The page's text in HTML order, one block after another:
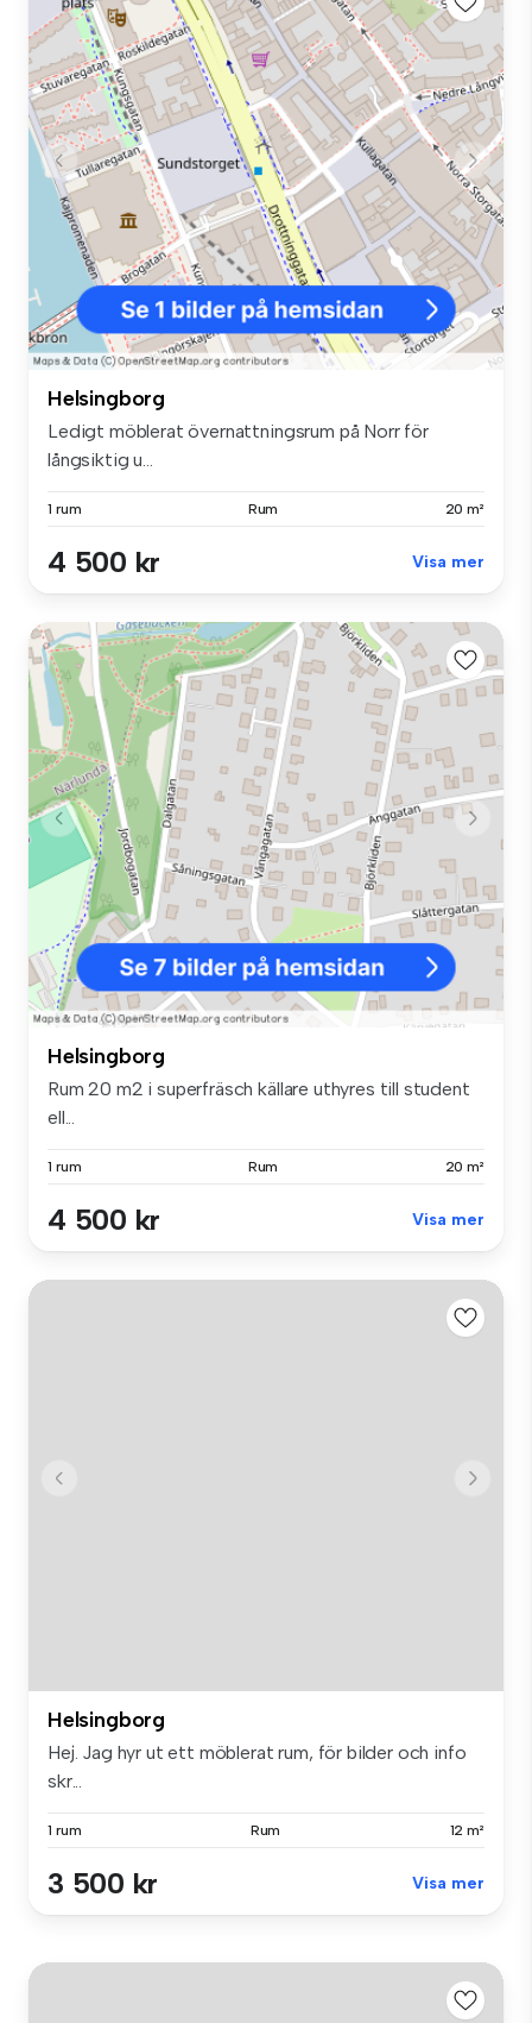
Helsingborg
Ledigt möblerat övernattningsrum på Norr för
långsiktig u...
1 rum Rum 20 m²
4 500 kr Visa mer
Helsingborg
Rum 20 m2 i superfräsch källare uthyres till student
ell...
1 rum Rum 20 m²
4 500 kr Visa mer
Helsingborg
Hej. Jag hyr ut ett möblerat rum, för bilder och info
skr...
1 rum Rum 12 m²
3 500 kr Visa mer